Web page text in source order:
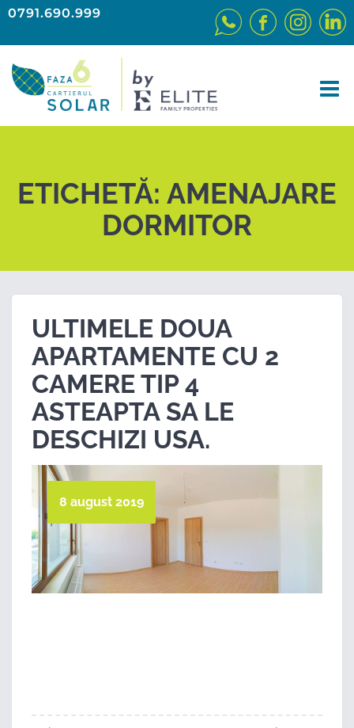
0791.690.999
ETICHETĂ: AMENAJARE
DORMITOR
ULTIMELE DOUA
APARTAMENTE CU 2
CAMERE TIP 4
ASTEAPTA SA LE
DESCHIZI USA.
8 august 2019